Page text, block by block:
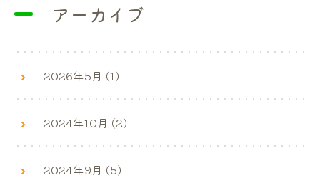
アーカイブ
2026年5月 (1)
2024年10月 (2)
2024年9月 (5)